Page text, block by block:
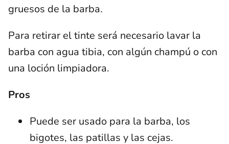
gruesos de la barba.
Para retirar el tinte será necesario lavar la
barba con agua tibia, con algún champú o con
una loción limpiadora.
Pros
Puede ser usado para la barba, los
bigotes, las patillas y las cejas.